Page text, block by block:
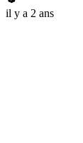
il y a 2 ans